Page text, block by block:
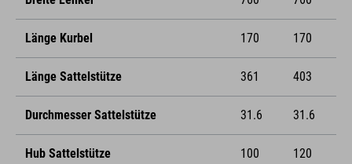
Länge Kurbel 170 170
Länge Sattelstütze 361 403
Durchmesser Sattelstütze 31.6 31.6
Hub Sattelstütze 100 120